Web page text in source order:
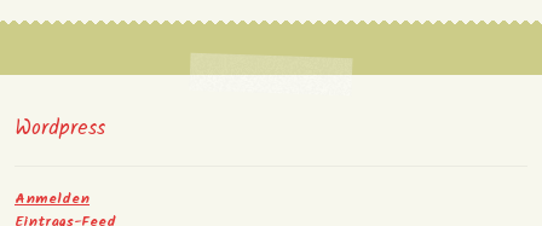
Wordpress
Anmelden